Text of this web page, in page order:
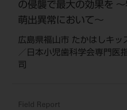
の侵襲で最大の効果を
萌出異常において〜
広島県福山市 たかはしキッ
／日本小児歯科学会専門医
司
Field Report